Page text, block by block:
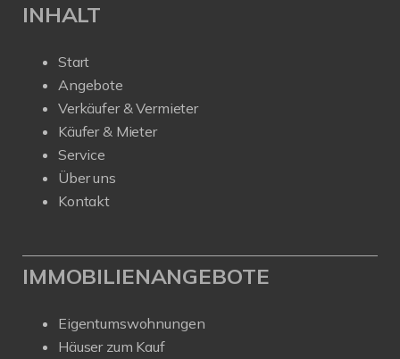
INHALT
Start
Angebote
Verkäufer & Vermieter
Käufer & Mieter
Service
Über uns
Kontakt
IMMOBILIENANGEBOTE
Eigentumswohnungen
Häuser zum Kauf